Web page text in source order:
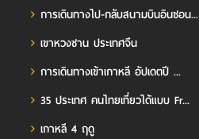
การเดินทางไป-กลับสนามบินอินชอน...
เขาหวงซาน ประเทศจีน
การเดินทางเข้าเกาหลี อัปเดตปี ...
35 ประเทศ คนไทยเที่ยวได้แบบ Fr...
เกาหลี 4 ฤดู